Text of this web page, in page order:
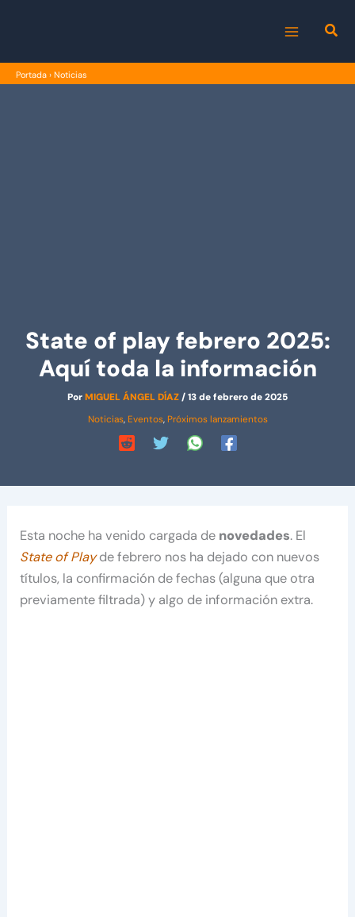
MENU
Portada › Noticias
State of play febrero 2025:
Aquí toda la información
PorMIGUEL ÁNGEL DÍAZ/13 de febrero de 2025
Noticias, Eventos, Próximos lanzamientos
Esta noche ha venido cargada de novedades. El
State of Playde febrero nos ha dejado con nuevos
títulos, la confirmación de fechas (alguna que otra
previamente filtrada) y algo de información extra.